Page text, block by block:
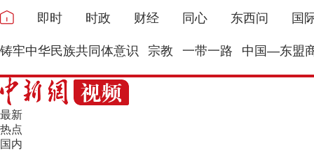
即时 时政 财经 同心 东西问 国
铸牢中华民族共同体意识 宗教 一带一路 中国—东盟
最新
热点
国内